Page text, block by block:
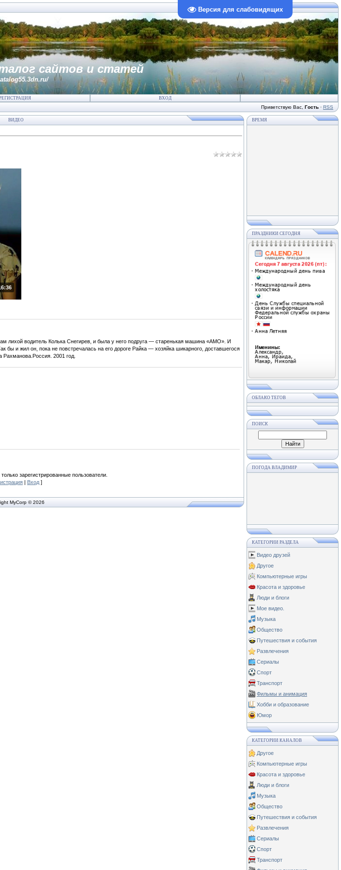
Версия для слабовидящих
сайтов и статей
ВХОД
Приветствую Вас Гость · RSS
ВИДЕО
лихой водитель Колька Снегирев, и была у него подруга — старенькая машина «АМО». И
бы и жил он, пока не повстречалась на его дороге Райка — хозяйка шикарного, доставшегося
2001 год.
зарегистрированные пользователи.
| Вход ]
MyCorp © 2026
ВРЕМЯ
ПРАЗДНИКИ СЕГОДНЯ
ОБЛАКО ТЕГОВ
ПОИСК
ПОГОДА ВЛАДИМИР
КАТЕГОРИИ РАЗДЕЛА
Видео друзей
Другое
Компьютерные игры
Красота и здоровье
Люди и блоги
Мое видео.
Музыка
Общество
Путешествия и события
Развлечения
Сериалы
Спорт
Транспорт
Фильмы и анимация
Хобби и образование
Юмор
КАТЕГОРИИ КАНАЛОВ
Другое
Компьютерные игры
Красота и здоровье
Люди и блоги
Музыка
Общество
Путешествия и события
Развлечения
Сериалы
Спорт
Транспорт